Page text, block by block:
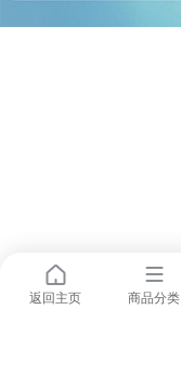
返回主页 商品分类